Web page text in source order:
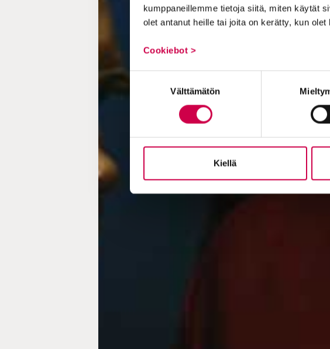
kumppaneillemme tietoja siitä, miten käytät
olet antanut heille tai joita on kerätty, kun
Cookiebot >
Välttämätön
Kiellä